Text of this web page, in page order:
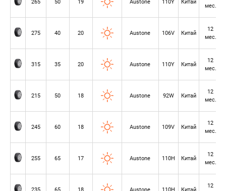
мес.
275 40 20 Austone 106V Китай
12
мес.
315 35 20 Austone 110Y Китай
12
мес.
215 50 18 Austone 92W Китай
12
мес.
245 60 18 Austone 109V Китай
12
мес.
255 65 17 Austone 110H Китай
12
мес.
235 65 18 Austone 110H Китай
12